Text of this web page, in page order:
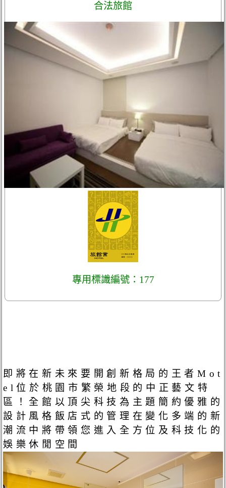
合法旅館
專用標識編號：177
即將在新未來要開創新格局的王者Mot
el位於桃園市繁榮地段的中正藝文特
區！全館以頂尖科技為主題簡約優雅的
設計風格飯店式的管理在變化多端的新
潮流中將帶領您進入全方位及科技化的
娛樂休閒空間